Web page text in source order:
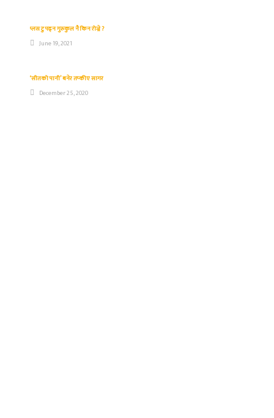
प्लस टु पढ्न गुरुकुल नै किन रोज्ने ?
June 19, 2021
‘सीतको पानी’ बनेर तप्कीए सागर
December 25, 2020